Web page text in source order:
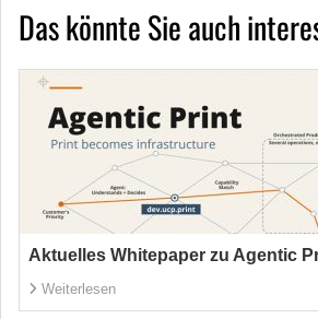
Das könnte Sie auch
Aktuelles Whitepaper zu Agentic
Weiterlesen